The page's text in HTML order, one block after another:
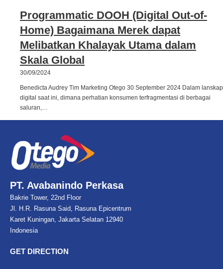
Programmatic DOOH (Digital Out-of-
Home) Bagaimana Merek dapat
Melibatkan Khalayak Utama dalam
Skala Global
30/09/2024
Benedicta Audrey Tim Marketing Otego 30 September 2024 Dalam lanskap
digital saat ini, dimana perhatian konsumen terfragmentasi di berbagai
saluran,…
PT. Avabanindo Perkasa
Bakrie Tower, 22nd Floor
Jl. H.R. Rasuna Said, Rasuna Epicentrum
Karet Kuningan, Jakarta Selatan 12940
Indonesia
GET DIRECTION